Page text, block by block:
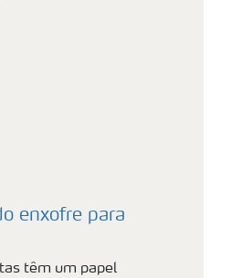
enxofre para
têm um papel